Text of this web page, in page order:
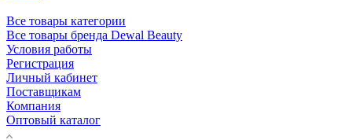
Все товары категории
Все товары бренда Dewal Beauty
Условия работы
Регистрация
Личный кабинет
Поставщикам
Компания
Оптовый каталог